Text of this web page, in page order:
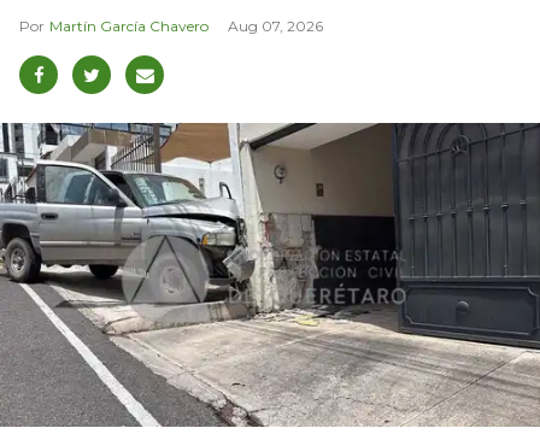
Martín García Chavero Aug 07, 2026